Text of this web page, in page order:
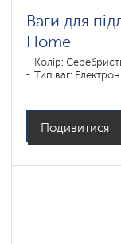
Ваги для
Home
Колір:
Тип ваг:
Подивитися